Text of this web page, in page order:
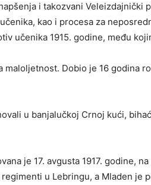
i takozvani Veleizdajnički
kao i procesa za
učenika 1915. godine, među
maloljetnost. Dobio je 16 godina
u banjalučkoj Crnoj kući,
je 17. avgusta 1917. godine,
u Lebringu, a Mladen je